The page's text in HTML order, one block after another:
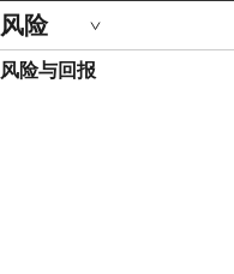
风险
风险与回报